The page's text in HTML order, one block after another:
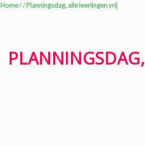
Home/ / Planningsdag, alle leerlingen vrij